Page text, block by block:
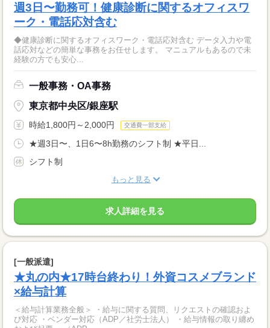
週3日〜勤務可！健康診断に関するオフィスワ
ーク・電話応対含む
◆健康診断に関するオフィスワーク・電話応対含む データ入力や電
話応対などの簡単な事務をお任せします。 マニュアルもあるので未
経験の方でも安心...
一般事務・OA事務
東京都中央区/銀座駅
時給1,800円～2,000円 交通費一部支給
★週3日〜、1日6〜8h勤務のシフト制 ★平日...
シフト制
もっと見る
求人詳細を見る
[一般派遣]
★丸の内★17時台終わり！外資コスメブランド
×給与計算
＜給与計算業務全般＞ ・給与に関する質問、リクエストの確認およ
び対応 ・ベンダー対応（ADP／社労士法人） ・給与情報の取り纏め